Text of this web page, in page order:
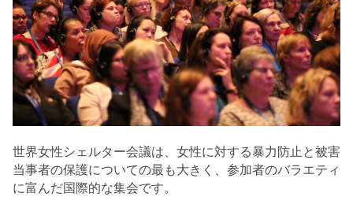
世界女性シェルター会議は、女性に対する暴力防止と被害
当事者の保護についての最も大きく、参加者のバラエティ
に富んだ国際的な集会です。